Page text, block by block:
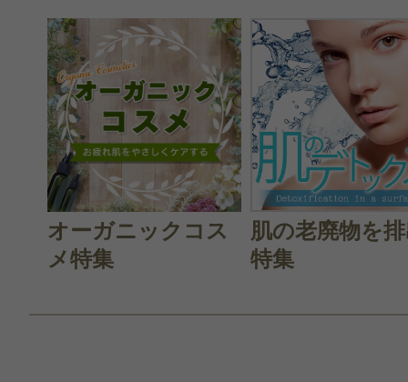
tomo 様／40代前半
感じた効能：うるおい/オーガニック
派/ナチュラル化粧品
購入品：ピーリング ソフト フェイ
かなり柔らか目のベージュカラーの
うより乳液に近いかも。なのでお手
チュラはついてません)香りはナチ
オーガニックコス
メ特集
肌の老廃物を
特集